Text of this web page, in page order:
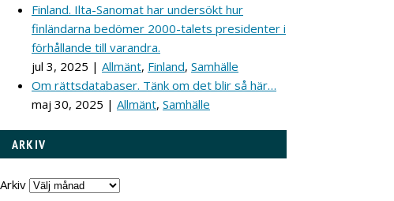
Finland. Ilta-Sanomat har undersökt hur
finländarna bedömer 2000-talets presidenter i
förhållande till varandra.
jul 3, 2025 | Allmänt, Finland, Samhälle
Om rättsdatabaser. Tänk om det blir så här…
maj 30, 2025 | Allmänt, Samhälle
ARKIV
Arkiv